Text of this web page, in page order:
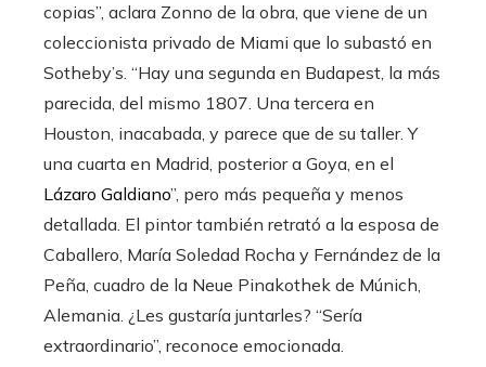
copias”, aclara Zonno de la obra, que viene de un
coleccionista privado de Miami que lo subastó en
Sotheby’s. “Hay una segunda en Budapest, la más
parecida, del mismo 1807. Una tercera en
Houston, inacabada, y parece que de su taller. Y
una cuarta en Madrid, posterior a Goya, en el
Lázaro Galdiano”, pero más pequeña y menos
detallada. El pintor también retrató a la esposa de
Caballero, María Soledad Rocha y Fernández de la
Peña, cuadro de la Neue Pinakothek de Múnich,
Alemania. ¿Les gustaría juntarles? “Sería
extraordinario”, reconoce emocionada.